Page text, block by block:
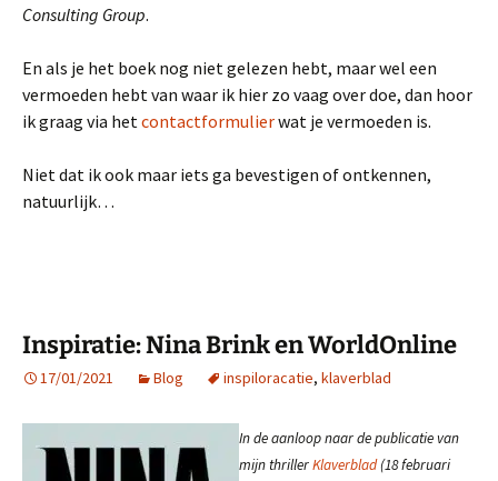
Consulting Group.
En als je het boek nog niet gelezen hebt, maar wel een
vermoeden hebt van waar ik hier zo vaag over doe, dan hoor
ik graag via hetcontactformulierwat je vermoeden is.
Niet dat ik ook maar iets ga bevestigen of ontkennen,
natuurlijk…
Inspiratie: Nina Brink en WorldOnline
17/01/2021 Blog inspiloracatie, klaverblad
In de aanloop naar de publicatie van
mijn thrillerKlaverblad(18 februari